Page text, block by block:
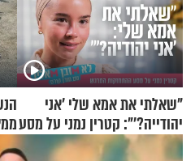
"שאלתי את אמא שלי 'אני
יהודייה?'": קטרין נמני על מסע
ההתחזקות המרגש